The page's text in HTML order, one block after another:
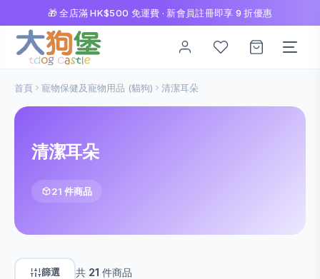
🎁 全店滿 HK$500 免運費 · 新會員註冊即享 9 折優惠
首頁 寵物保健及寵物用品 (貓狗) 清潔耳朵
清潔耳朵
21 件商品
篩選 共 21 件商品